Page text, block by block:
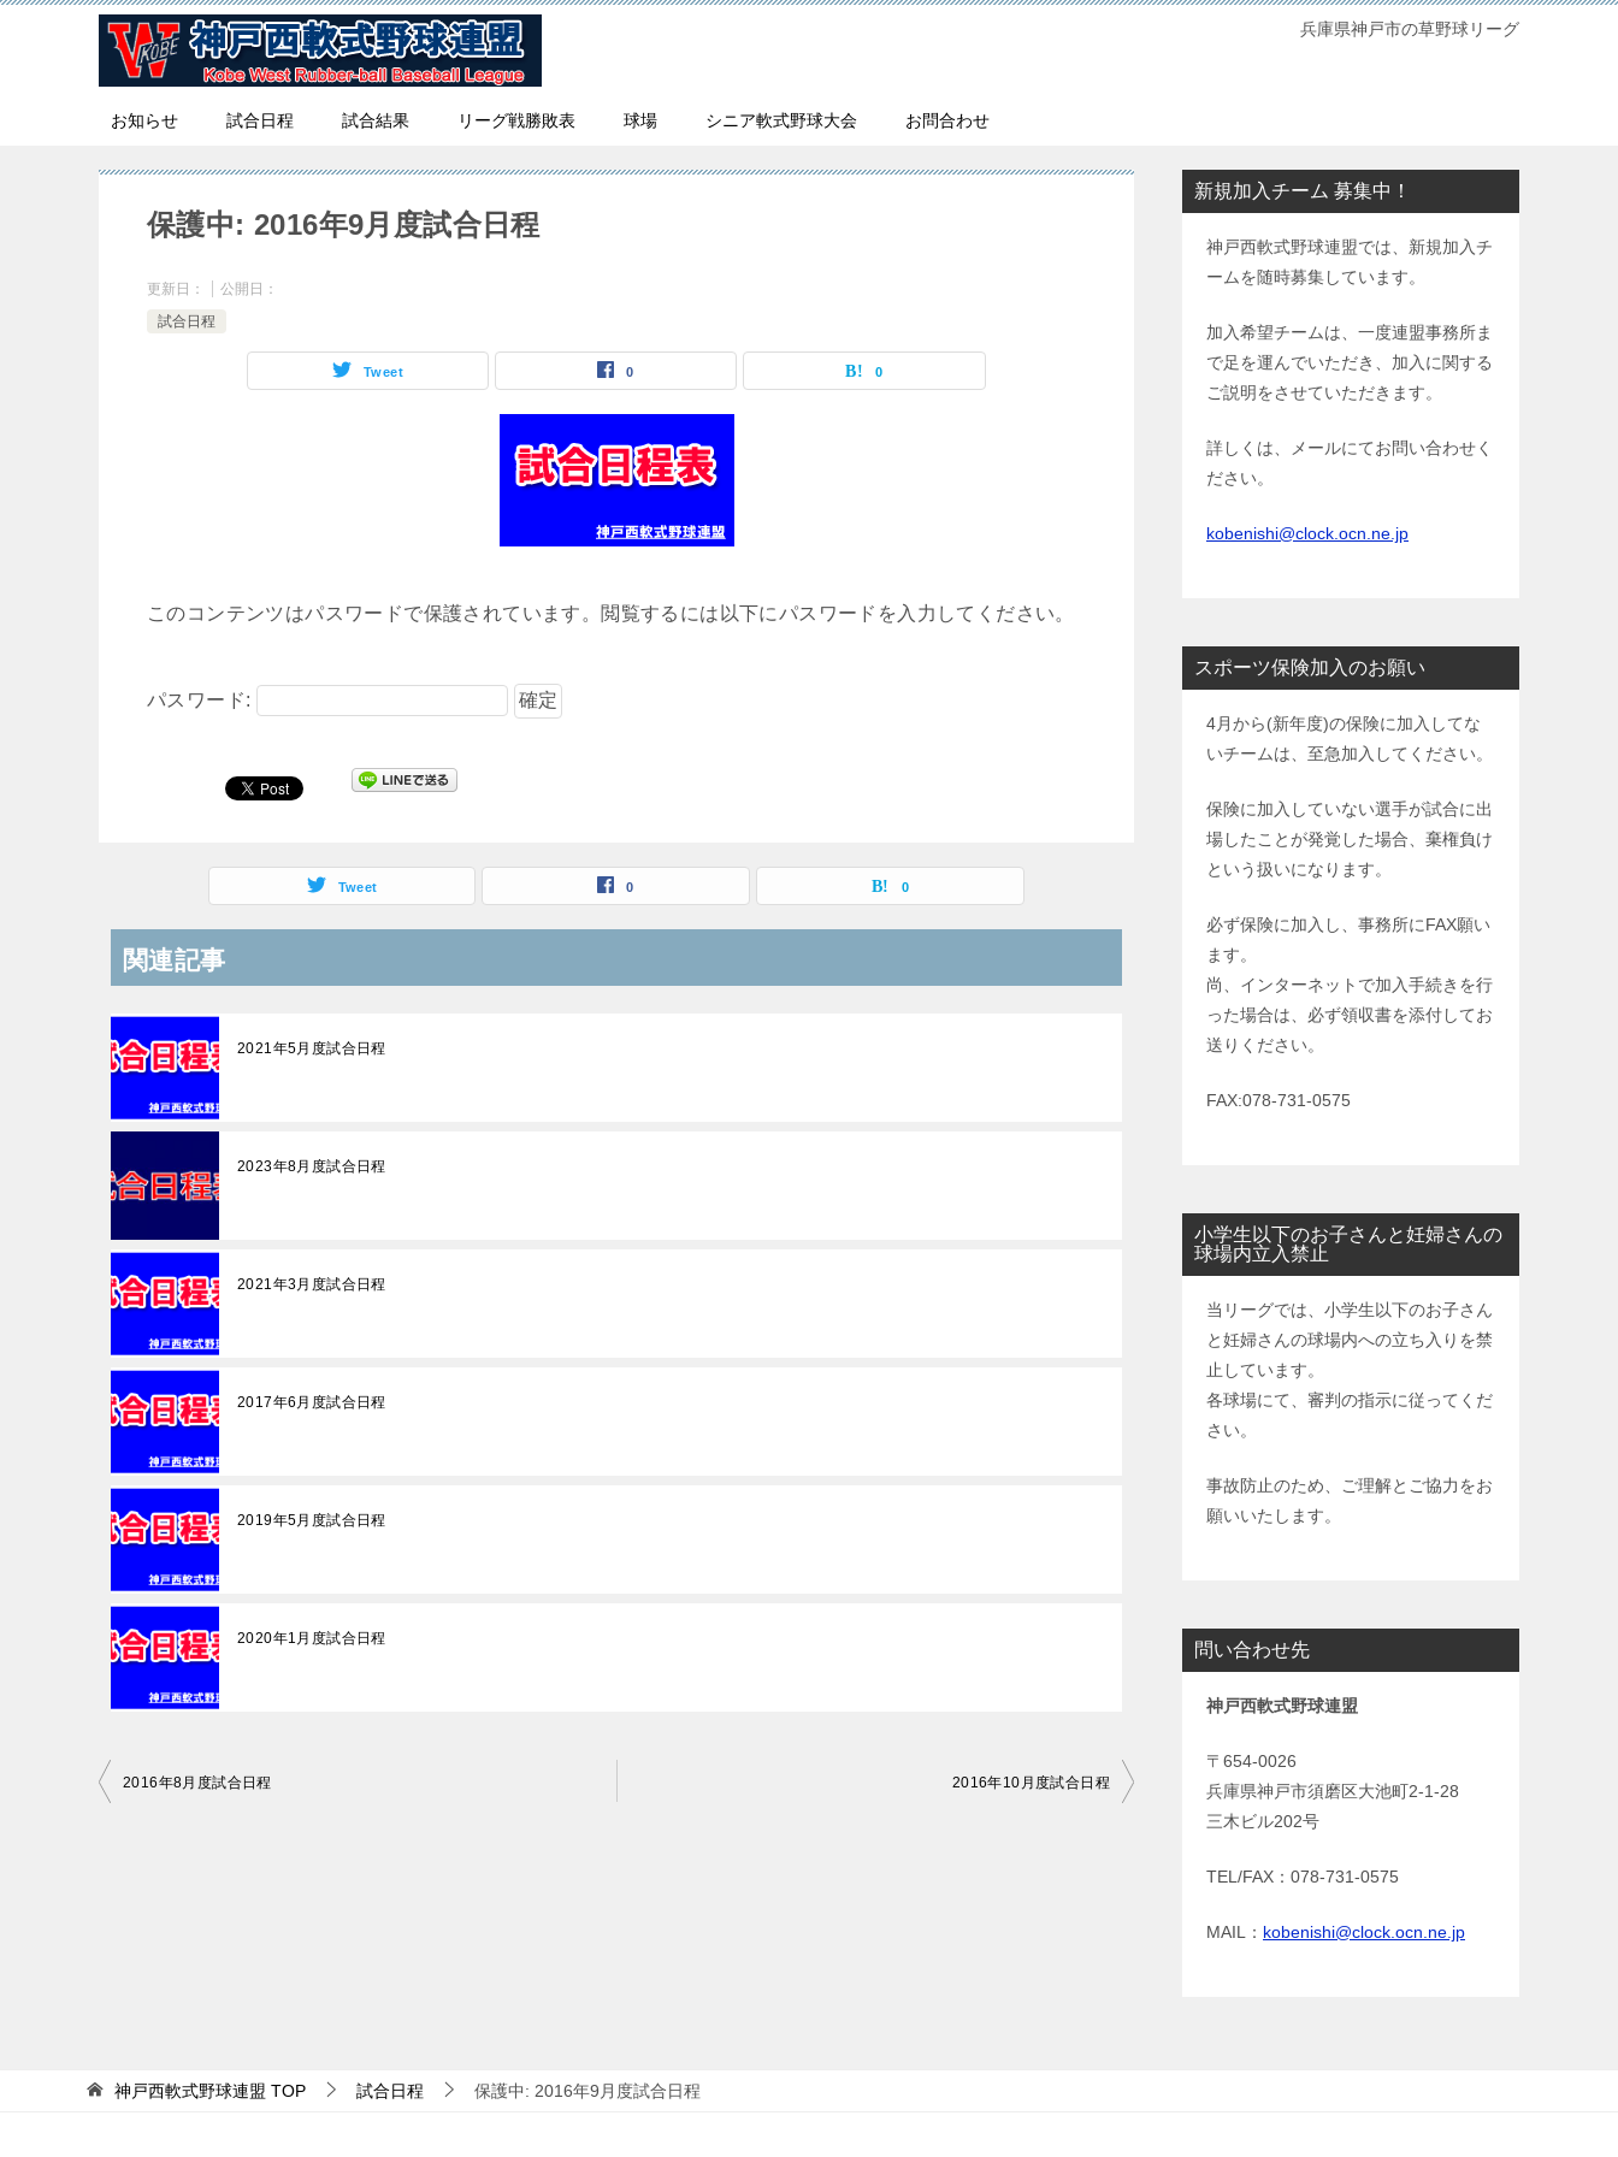
兵庫県神戸市の草野球リーグ
お知らせ 試合日程 試合結果 リーグ戦勝敗表 球場 シニア軟式野球大会 お問合わせ
保護中: 2016年9月度試合日程
更新日：
公開日：
試合日程
Tweet 0 0
このコンテンツはパスワードで保護されています。閲覧するには以下にパスワードを入力してください。
パスワード:
Tweet 0 0
関連記事
2021年5月度試合日程
2023年8月度試合日程
2021年3月度試合日程
2017年6月度試合日程
2019年5月度試合日程
2020年1月度試合日程
投
ン
2016年8月度試合日程 2016年10月度試合日程
新規加入チーム 募集中！
神戸西軟式野球連盟では、新規加入チ
ームを随時募集しています。
加入希望チームは、一度連盟事務所ま
で足を運んでいただき、加入に関する
ご説明をさせていただきます。
詳しくは、メールにてお問い合わせく
ださい。
kobenishi@clock.ocn.ne.jp
スポーツ保険加入のお願い
4月から(新年度)の保険に加入してな
いチームは、至急加入してください。
保険に加入していない選手が試合に出
場したことが発覚した場合、棄権負け
という扱いになります。
必ず保険に加入し、事務所にFAX願い
ます。
尚、インターネットで加入手続きを行
った場合は、必ず領収書を添付してお
送りください。
FAX:078-731-0575
小学生以下のお子さんと妊婦さんの
球場内立入禁止
当リーグでは、小学生以下のお子さん
と妊婦さんの球場内への立ち入りを禁
止しています。
各球場にて、審判の指示に従ってくだ
さい。
事故防止のため、ご理解とご協力をお
願いいたします。
問い合わせ先
神戸西軟式野球連盟
〒654-0026
兵庫県神戸市須磨区大池町2-1-28
三木ビル202号
TEL/FAX：078-731-0575
MAIL： kobenishi@clock.ocn.ne.jp
神戸西軟式野球連盟 TOP 試合日程 保護中: 2016年9月度試合日程